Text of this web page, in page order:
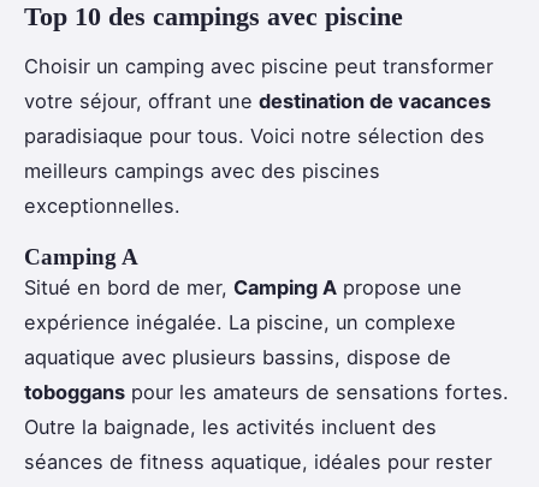
Top 10 des campings avec piscine
Choisir un camping avec piscine peut transformer
votre séjour, offrant une destination de vacances
paradisiaque pour tous. Voici notre sélection des
meilleurs campings avec des piscines
exceptionnelles.
Camping A
Situé en bord de mer, Camping A propose une
expérience inégalée. La piscine, un complexe
aquatique avec plusieurs bassins, dispose de
toboggans pour les amateurs de sensations fortes.
Outre la baignade, les activités incluent des
séances de fitness aquatique, idéales pour rester